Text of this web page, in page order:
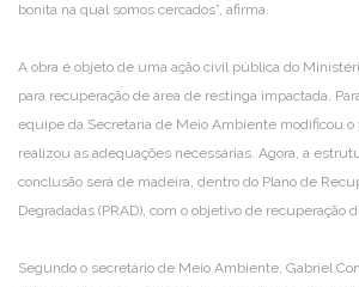
bonita na qual somos cercados”, afirma.
A obra é objeto de uma ação civil pública do
para recuperação de área de restinga impactada.
equipe da Secretaria de Meio Ambiente modificou
realizou as adequações necessárias. Agora, a
conclusão será de madeira, dentro do Plano de
Degradadas (PRAD), com o objetivo de recuperação
Segundo o secretário de Meio Ambiente, Gabriel